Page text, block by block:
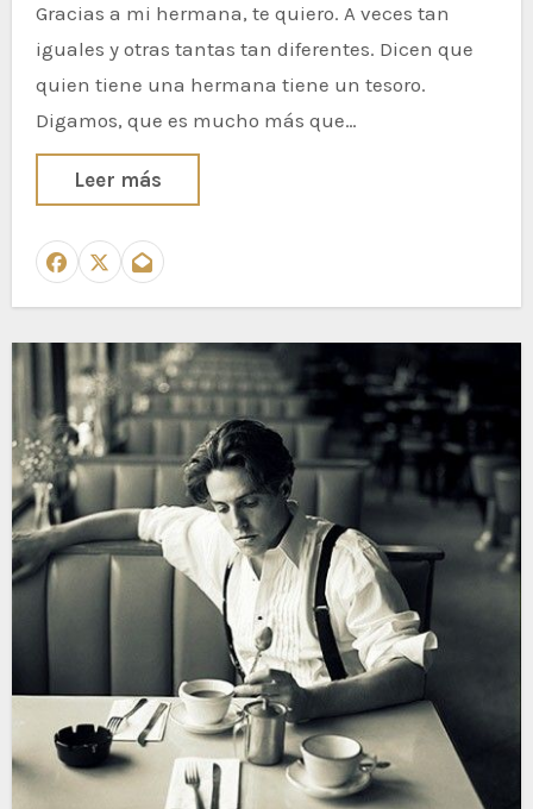
Gracias a mi hermana, te quiero. A veces tan
iguales y otras tantas tan diferentes. Dicen que
quien tiene una hermana tiene un tesoro.
Digamos, que es mucho más que…
Leer más